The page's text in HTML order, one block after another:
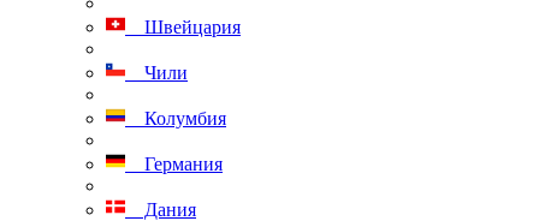
Швейцария
Чили
Колумбия
Германия
Дания